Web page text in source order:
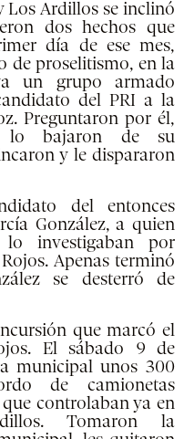
Los Ardillos se inclinó
dos hechos que
día de ese mes,
de proselitismo, en la
un grupo armado
del PRI a la
Preguntaron por él,
lo bajaron de su
y le dispararon
del entonces
González, a quien
lo investigaban por
Apenas terminó
se desterró de
que marcó el
El sábado 9 de
municipal unos 300
de camionetas
controlaban ya en
Tomaron la